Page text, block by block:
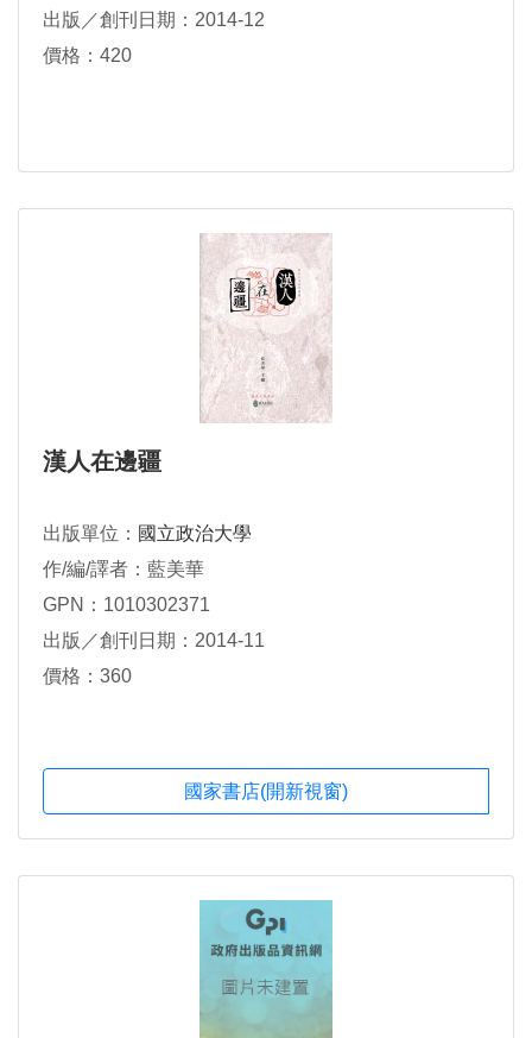
出版／創刊日期：2014-12
價格：420
漢人在邊疆
出版單位： 國立政治大學
作/編/譯者：藍美華
GPN：1010302371
出版／創刊日期：2014-11
價格：360
國家書店(開新視窗)